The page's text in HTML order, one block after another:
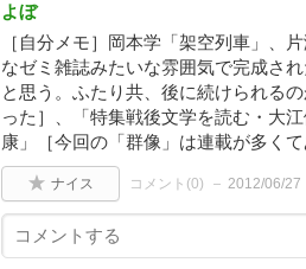
よぼ
［自分メモ］岡本学「架空列車」、
なゼミ雑誌みたいな雰囲気で完成さ
と思う。ふたり共、後に続けられる
った］、「特集戦後文学を読む・大
康」［今回の「群像」は連載が多く
ナイス コメント(0) 2012/06/27